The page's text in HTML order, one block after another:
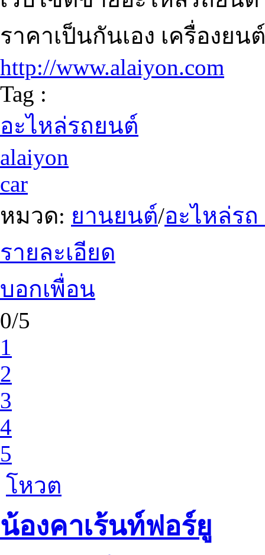
ราคาเป็นกันเอง เครื่องย
http://www.alaiyon.com
Tag :
อะไหล่รถยนต์
alaiyon
car
หมวด: ยานยนต์/อะไหล่ร
รายละเอียด
บอกเพื่อน
0/5
1
2
3
4
5
โหวต
น้องคาเร้นท์ฟอร์ยู